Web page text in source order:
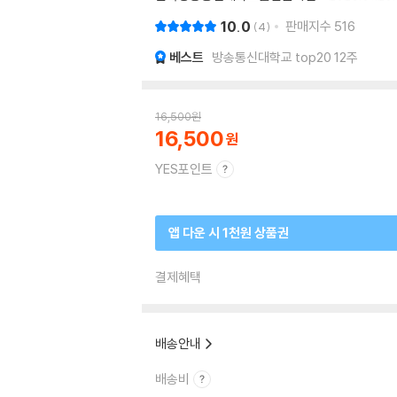
10.0 4 판매지수 516
베스트 방송통신대학교 top20 12주
16,500원
16,500
YES포인트
앱 다운 시 1천원 상품권
결제혜택
배송안내
배송비